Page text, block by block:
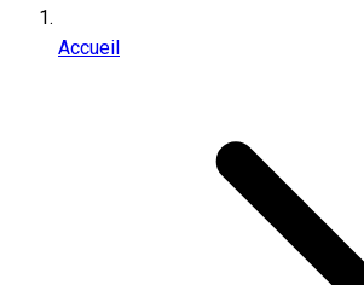
Accueil